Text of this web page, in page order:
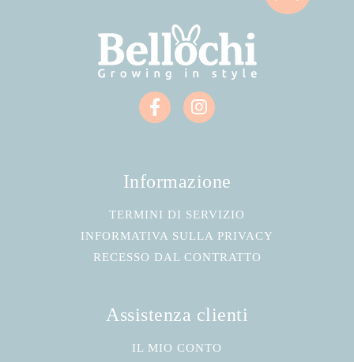
Informazione
TERMINI DI SERVIZIO
INFORMATIVA SULLA PRIVACY
RECESSO DAL CONTRATTO
Assistenza clienti
IL MIO CONTO